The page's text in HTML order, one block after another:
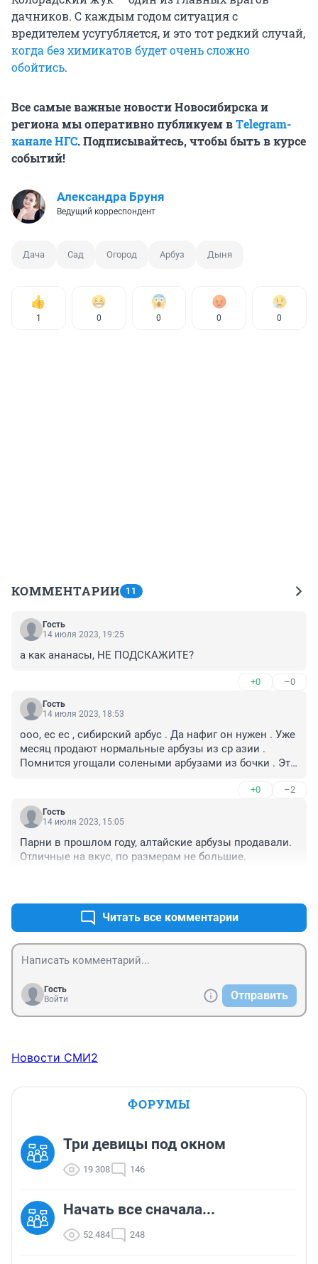
дачников. С каждым годом ситуация с
вредителем усугубляется, и это тот редкий случай,
когда без химикатов будет очень сложно
обойтись.
Все самые важные новости Новосибирска и
региона мы оперативно публикуем вТelegram-
канале НГС. Подписывайтесь, чтобы быть в курсе
событий!
Александра Бруня
Ведущий корреспондент
Дача Сад Огород Арбуз Дыня
1 0 0 0 0
КОММЕНТАРИИ 11
Гость
14 июля 2023, 19:25
а как ананасы, НЕ ПОДСКАЖИТЕ?
+0 –0
Гость
14 июля 2023, 18:53
ооо, ес ес , сибирский арбус . Да нафиг он нужен . Уже
месяц продают нормальные арбузы из ср азии .
Помнится угощали солеными арбузами из бочки . Это
+0 –2
Гость
14 июля 2023, 15:05
Парни в прошлом году, алтайские арбузы продавали.
Отличные на вкус, по размерам не большие.
Читать все комментарии
Гость
Войти
Отправить
Новости СМИ2
ФОРУМЫ
Три девицы под окном
19 308 146
Начать все сначала...
52 484 248